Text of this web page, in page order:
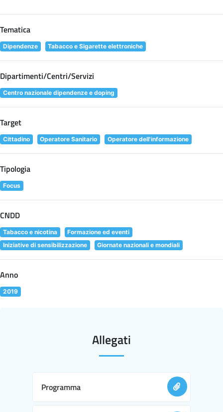
Tematica
Dipendenze Tabacco e Sigarette elettroniche
Dipartimenti/Centri/Servizi
Centro nazionale dipendenze e doping
Target
Cittadino Operatore Sanitario Operatore dell'informazione
Tipologia
Focus
CNDD
Tabacco e nicotina
Formazione ed eventi
Iniziative di sensibilizzazione
Giornate nazionali e mondiali
Anno
2019
Allegati
Programma